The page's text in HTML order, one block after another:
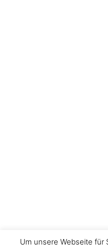
Um unsere Webseite für